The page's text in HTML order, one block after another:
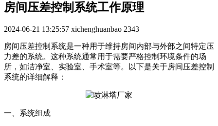
房间压差控制系统工作原理
2024-06-21 13:25:57 xichenghuanbao 2343
房间压差控制系统是一种用于维持房间内部与外部之间特定压
力差的系统。这种系统通常用于需要严格控制环境条件的场
所，如洁净室、实验室、手术室等。以下是关于房间压差控制
系统的详细解释：
一、系统组成